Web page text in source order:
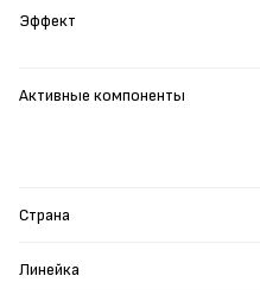
Эффект
Активные компоненты
Страна
Линейка